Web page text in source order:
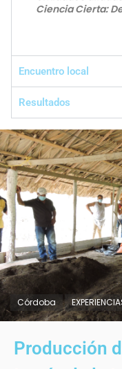
Ciencia Cierta:
Encuentro local
Resultados
Córdoba
Producción